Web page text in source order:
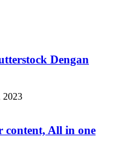
Dengan
2023
All in one